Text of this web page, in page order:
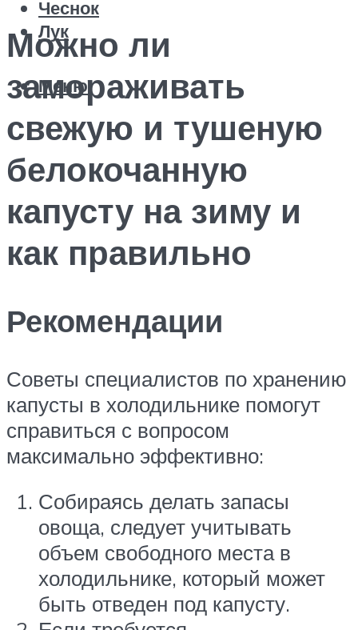
Чеснок
Лук
Меню
Можно ли
замораживать
свежую и тушеную
белокочанную
капусту на зиму и
как правильно
Рекомендации
Советы специалистов по хранению
капусты в холодильнике помогут
справиться с вопросом
максимально эффективно:
Собираясь делать запасы
овоща, следует учитывать
объем свободного места в
холодильнике, который может
быть отведен под капусту.